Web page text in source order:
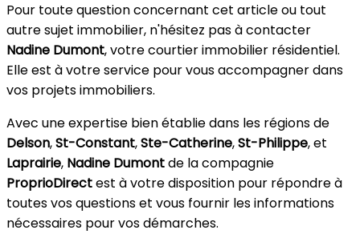
Pour toute question concernant cet article ou tout
autre sujet immobilier, n'hésitez pas à contacter
Nadine Dumont, votre courtier immobilier résidentiel.
Elle est à votre service pour vous accompagner dans
vos projets immobiliers.
Avec une expertise bien établie dans les régions de
Delson,St-Constant,Ste-Catherine,St-Philippe, et
Laprairie, Nadine Dumontde la compagnie
ProprioDirectest à votre disposition pour répondre à
toutes vos questions et vous fournir les informations
nécessaires pour vos démarches.